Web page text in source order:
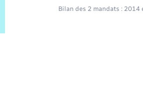
Bilan des 2 mandats : 2014